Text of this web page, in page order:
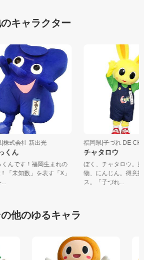
キャラクター
|株式会社 新出光
くん
くんです！福岡生まれの
！「未知数」を表す「X」
...
福岡県|子づれ DE
チャタロウ
ぼく、チャタロウ
物、にんじん。得
ス。「子づれ...
他のゆるキャラ